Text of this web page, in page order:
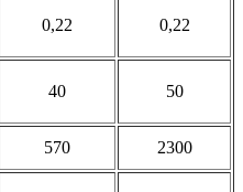
0,22 0,22
40 50
570
2300